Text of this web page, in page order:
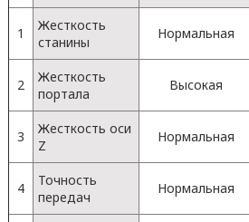
1
Жесткость
станины
Нормальная
2
Жесткость
портала
Высокая
3
Жесткость оси
Z
Нормальная
4
Точность
передач
Нормальная